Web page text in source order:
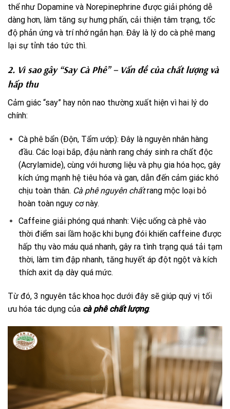
thể như Dopamine và Norepinephrine được giải phóng dễ
dàng hơn, làm tăng sự hưng phấn, cải thiện tâm trạng, tốc
độ phản ứng và trí nhớ ngắn hạn. Đây là lý do cà phê mang
lại sự tỉnh táo tức thì.
2. Vì sao gây “Say Cà Phê” – Vấn đề của chất lượng và
hấp thu
Cảm giác “say” hay nôn nao thường xuất hiện vì hai lý do
chính:
Cà phê bẩn (Độn, Tẩm ướp): Đây là nguyên nhân hàng
đầu. Các loại bắp, đậu nành rang cháy sinh ra chất độc
(Acrylamide), cùng với hương liệu và phụ gia hóa học, gây
kích ứng mạnh hệ tiêu hóa và gan, dẫn đến cảm giác khó
chịu toàn thân. Cà phê nguyên chấtrang mộc loại bỏ
hoàn toàn nguy cơ này.
Caffeine giải phóng quá nhanh: Việc uống cà phê vào
thời điểm sai lầm hoặc khi bụng đói khiến caffeine được
hấp thụ vào máu quá nhanh, gây ra tình trạng quá tải tạm
thời, làm tim đập nhanh, tăng huyết áp đột ngột và kích
thích axit dạ dày quá mức.
Từ đó, 3 nguyên tắc khoa học dưới đây sẽ giúp quý vị tối
ưu hóa tác dụng của cà phê chất lượng.